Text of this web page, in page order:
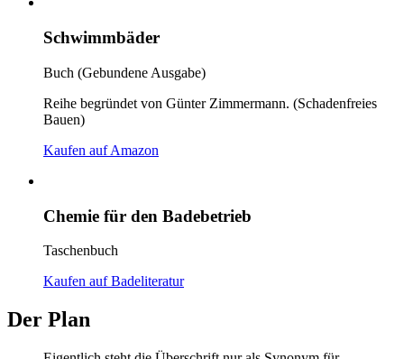
Schwimmbäder
Buch (Gebundene Ausgabe)
Reihe begründet von Günter Zimmermann. (Schadenfreies
Bauen)
Kaufen auf Amazon
Chemie für den Badebetrieb
Taschenbuch
Kaufen auf Badeliteratur
Der Plan